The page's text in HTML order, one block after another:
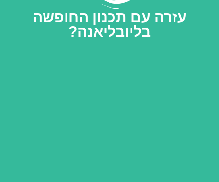
עזרה עם תכנון החופשה
בליובליאנה?